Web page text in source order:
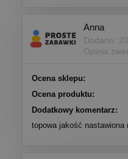
Anna
Dodano:
Opinia
Ocena sklepu:
Ocena produktu:
Dodatkowy komentarz:
topowa jakość